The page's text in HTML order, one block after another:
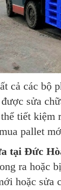
cả các bộ
sửa
tiết kiệm
pallet
tại Đức
ra hoặc
hoặc